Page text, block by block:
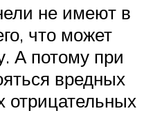
не имеют в
что может
А потому при
вредных
отрицательных